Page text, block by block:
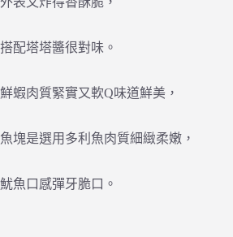
搭配塔塔醬很對味。
鮮蝦肉質緊實又軟Q味道鮮美，
魚塊是選用多利魚肉質細緻柔嫩，
魷魚口感彈牙脆口。